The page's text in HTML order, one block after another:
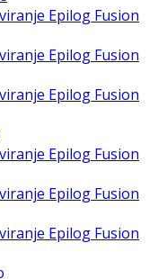
Epilog Fusion
Epilog Fusion
Epilog Fusion
Epilog Fusion
Epilog Fusion
Epilog Fusion